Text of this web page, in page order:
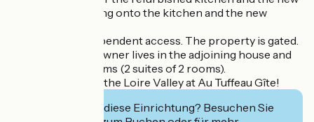
dining area opening onto the kitchen and the new
The gîte has independent access. The property is gated.
Please note: the owner lives in the adjoining house and
offers 4 guest rooms (2 suites of 2 rooms).
Enjoy your stay in the Loire Valley at Au Tuffeau Gîte!
Interessiert Sie diese Einrichtung? Besuchen Sie